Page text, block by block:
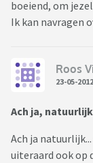
boeiend, om
Ik kan navragen
Roos
23-05-2012
Ach ja, natuurlijk
Ach ja
uiteraard ook op